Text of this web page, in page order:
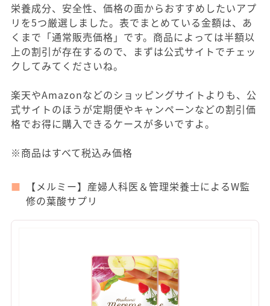
栄養成分、安全性、価格の面からおすすめしたいアプ
リを5つ厳選しました。表でまとめている金額は、あ
くまで「通常販売価格」です。商品によっては半額以
上の割引が存在するので、まずは公式サイトでチェッ
クしてみてくださいね。
楽天やAmazonなどのショッピングサイトよりも、公
式サイトのほうが定期便やキャンペーンなどの割引価
格でお得に購入できるケースが多いですよ。
※商品はすべて税込み価格
【メルミー】産婦人科医＆管理栄養士によるW監
修の葉酸サプリ